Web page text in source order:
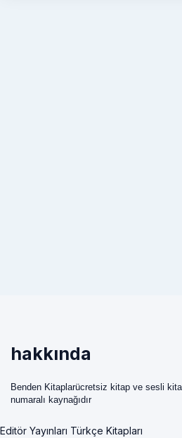
hakkında
Benden Kitaplarücretsiz kitap ve sesli
numaralı kaynağıdır
Editör Yayınları Türkçe Kitapları